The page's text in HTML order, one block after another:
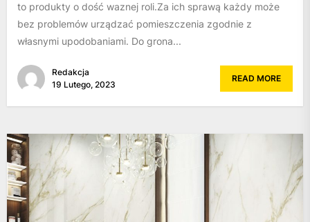
to produkty o dość waznej roli.Za ich sprawą każdy może
bez problemów urządzać pomieszczenia zgodnie z
własnymi upodobaniami. Do grona...
Redakcja
19 Lutego, 2023
READ MORE